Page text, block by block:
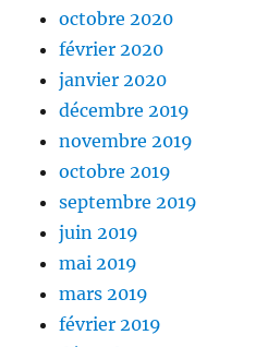
octobre 2020
février 2020
janvier 2020
décembre 2019
novembre 2019
octobre 2019
septembre 2019
juin 2019
mai 2019
mars 2019
février 2019